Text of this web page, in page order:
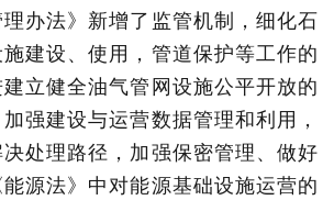
办法》新增了监管机制，细化石
建设、使用，管道保护等工作的
立健全油气管网设施公平开放的
强建设与运营数据管理和利用，
处理路径，加强保密管理、做好
源法》中对能源基础设施运营的